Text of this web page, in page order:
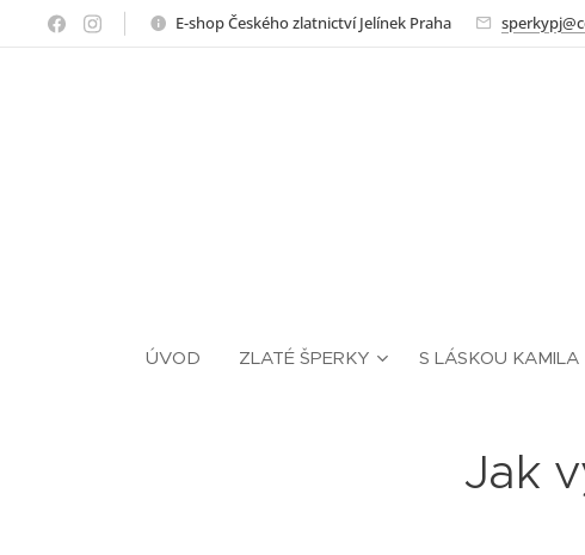
E-shop Českého zlatnictví Jelínek Praha
ÚVOD ZLATÉ ŠPERKY S LÁSKOU KAMILA
Jak